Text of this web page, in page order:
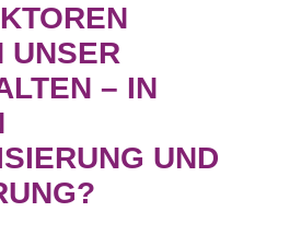
UNSER
– IN
UND